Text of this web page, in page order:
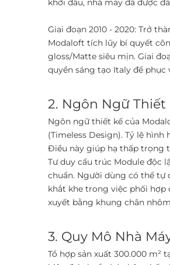
khởi đầu, nhà máy đã được
Giai đoạn 2010 - 2020: Trở
Modaloft tích lũy bí quyết
gloss/Matte siêu mịn. ​Giai
quyền sáng tạo Italy để
2. Ngôn Ngữ Thiết
Ngôn ngữ thiết kế của
(Timeless Design). ​Tỷ lệ
Điều này giúp hạ thấp trọng
​Tư duy cấu trúc Module độc
chuẩn. Người dùng có thể tự
khắt khe trong việc phối hợp
xuyết bằng khung chân
3. Quy Mô Nhà
Tổ hợp sản xuất 300.000